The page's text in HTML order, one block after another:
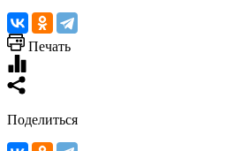
Печать
Поделиться